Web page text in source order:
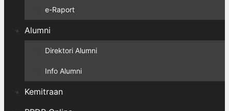
e-Raport
Alumni
Direktori Alumni
Info Alumni
Kemitraan